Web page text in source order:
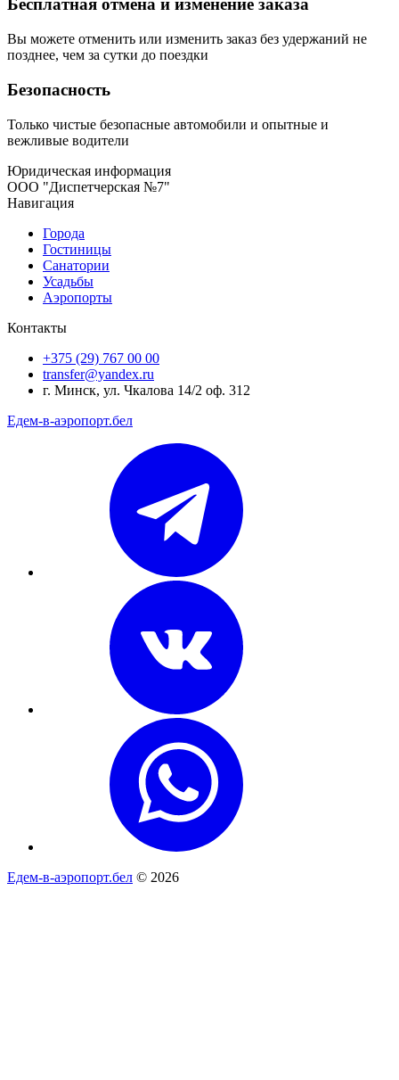
Бесплатная отмена и изменение заказа
Вы можете отменить или изменить заказ без удержаний не
позднее, чем за сутки до поездки
Безопасность
Только чистые безопасные автомобили и опытные и
вежливые водители
Юридическая информация
ООО "Диспетчерская №7"
Навигация
Города
Гостиницы
Санатории
Усадьбы
Аэропорты
Контакты
+375 (29) 767 00 00
transfer@yandex.ru
г. Минск, ул. Чкалова 14/2 оф. 312
Едем-в-аэропорт.бел
Едем-в-аэропорт.бел © 2026